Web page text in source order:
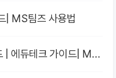
| MS팀즈 사용법
| 에듀테크 가이드| MS